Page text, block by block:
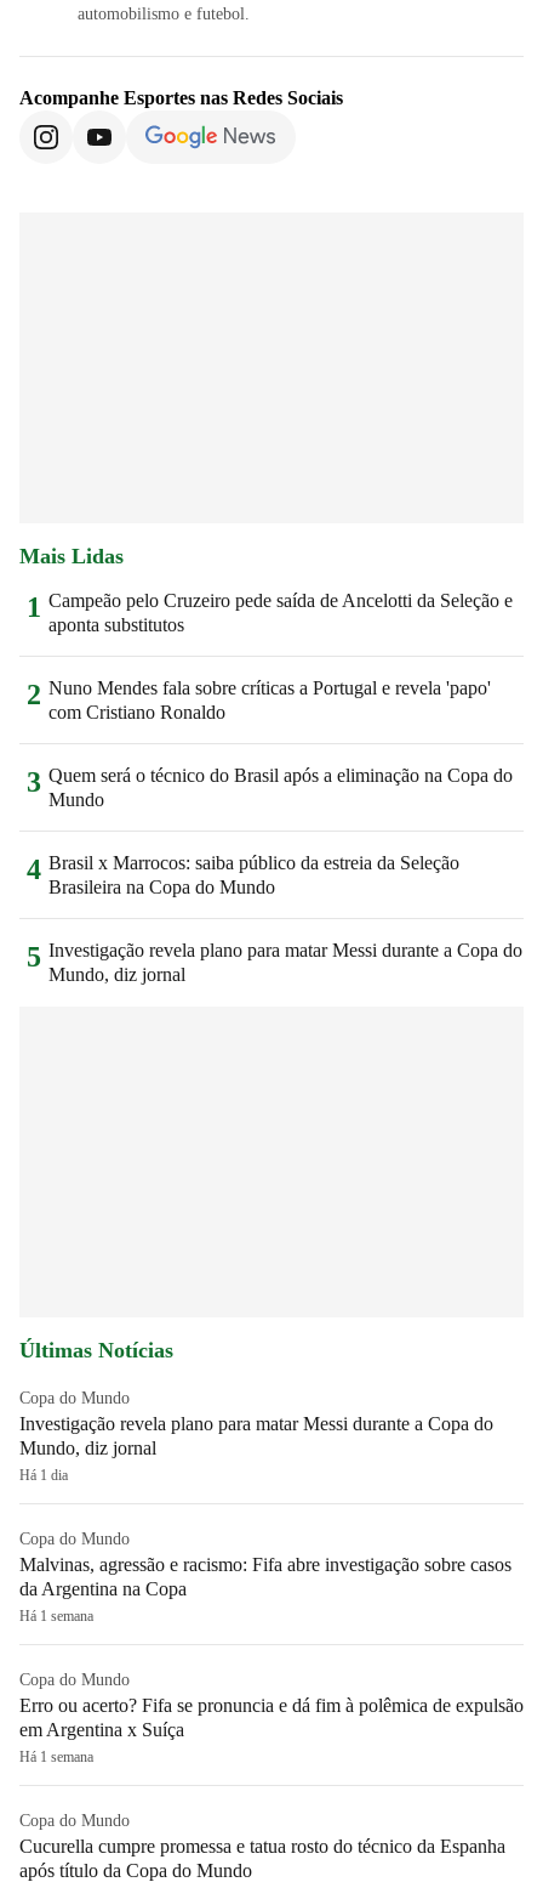
automobilismo e futebol.
Acompanhe Esportes nas Redes Sociais
Mais Lidas
1 Campeão pelo Cruzeiro pede saída de Ancelotti da Seleção e
aponta substitutos
2 Nuno Mendes fala sobre críticas a Portugal e revela 'papo'
com Cristiano Ronaldo
3 Quem será o técnico do Brasil após a eliminação na Copa do
Mundo
4 Brasil x Marrocos: saiba público da estreia da Seleção
Brasileira na Copa do Mundo
5 Investigação revela plano para matar Messi durante a Copa do
Mundo, diz jornal
Últimas Notícias
Copa do Mundo
Investigação revela plano para matar Messi durante a Copa do
Mundo, diz jornal
Há 1 dia
Copa do Mundo
Malvinas, agressão e racismo: Fifa abre investigação sobre casos
da Argentina na Copa
Há 1 semana
Copa do Mundo
Erro ou acerto? Fifa se pronuncia e dá fim à polêmica de expulsão
em Argentina x Suíça
Há 1 semana
Copa do Mundo
Cucurella cumpre promessa e tatua rosto do técnico da Espanha
após título da Copa do Mundo